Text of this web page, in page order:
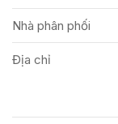
Nhà phân phối
Địa chỉ